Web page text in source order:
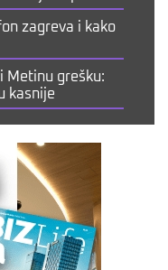
zagreva i kako
Metinu grešku:
kasnije